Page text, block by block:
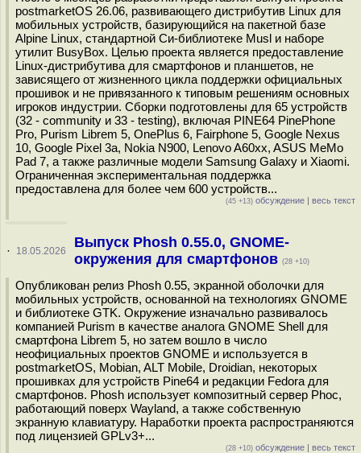
postmarketOS 26.06, развивающего дистрибутив Linux для
мобильных устройств, базирующийся на пакетной базе
Alpine Linux, стандартной Си-библиотеке Musl и наборе
утилит BusyBox. Целью проекта является предоставление
Linux-дистрибутива для смартфонов и планшетов, не
зависящего от жизненного цикла поддержки официальных
прошивок и не привязанного к типовым решениям основных
игроков индустрии. Сборки подготовлены для 65 устройств
(32 - community и 33 - testing), включая PINE64 PinePhone
Pro, Purism Librem 5, OnePlus 6, Fairphone 5, Google Nexus
10, Google Pixel 3a, Nokia N900, Lenovo A60xx, ASUS MeMo
Pad 7, а также различные модели Samsung Galaxy и Xiaomi.
Ограниченная экспериментальная поддержка
предоставлена для более чем 600 устройств...
(45 +13) обсуждение | весь текст
· 18.05.2026
Выпуск Phosh 0.55.0, GNOME-
окружения для смартфонов (28 +10)
Опубликован релиз Phosh 0.55, экранной оболочки для
мобильных устройств, основанной на технологиях GNOME
и библиотеке GTK. Окружение изначально развивалось
компанией Purism в качестве аналога GNOME Shell для
смартфона Librem 5, но затем вошло в число
неофициальных проектов GNOME и используется в
postmarketOS, Mobian, ALT Mobile, Droidian, некоторых
прошивках для устройств Pine64 и редакции Fedora для
смартфонов. Phosh использует композитный сервер Phoc,
работающий поверх Wayland, а также собственную
экранную клавиатуру. Наработки проекта распространяются
под лицензией GPLv3+...
(28 +10) обсуждение | весь текст